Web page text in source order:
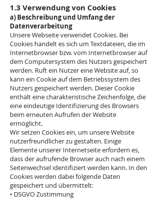
1.3 Verwendung von Cookies
a) Beschreibung und Umfang der
Datenverarbeitung
Unsere Webseite verwendet Cookies. Bei
Cookies handelt es sich um Textdateien, die im
Internetbrowser bzw. vom Internetbrowser auf
dem Computersystem des Nutzers gespeichert
werden. Ruft ein Nutzer eine Website auf, so
kann ein Cookie auf dem Betriebssystem des
Nutzers gespeichert werden. Dieser Cookie
enthält eine charakteristische Zeichenfolge, die
eine eindeutige Identifizierung des Browsers
beim erneuten Aufrufen der Website
ermöglicht.
Wir setzen Cookies ein, um unsere Website
nutzerfreundlicher zu gestalten. Einige
Elemente unserer Internetseite erfordern es,
dass der aufrufende Browser auch nach einem
Seitenwechsel identifiziert werden kann. In den
Cookies werden dabei folgende Daten
gespeichert und übermittelt:
• DSGVO Zustimmung